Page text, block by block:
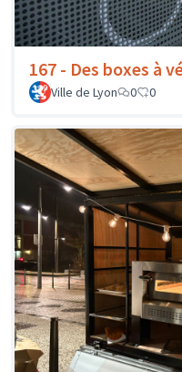
167 - Des boxes à
Ville de Lyon
0 0